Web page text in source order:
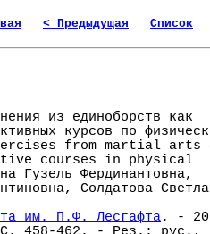
< Предыдущая Список
из единоборств как
курсов по
from martial arts
courses in physical
Гузель Фердинантовна,
Солдатова
им. П.Ф. Лесгафта. -